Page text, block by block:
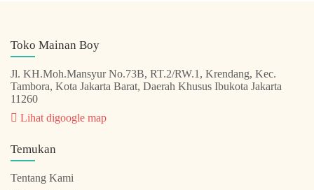
Toko Mainan Boy
Jl. KH.Moh.Mansyur No.73B, RT.2/RW.1, Krendang, Kec.
Tambora, Kota Jakarta Barat, Daerah Khusus Ibukota Jakarta
11260
Lihat digoogle map
Temukan
Tentang Kami